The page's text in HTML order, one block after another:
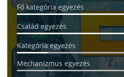
Fő kategória egyezés
Család egyezés
Kategória egyezés
Mechanizmus egyezés